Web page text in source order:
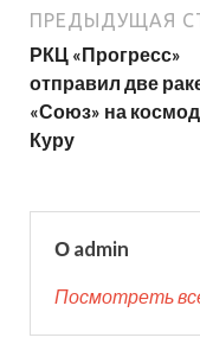
ПРЕДЫДУЩАЯ
РКЦ «Прогресс»
отправил две
«Союз» на
Куру
О admin
Посмотреть